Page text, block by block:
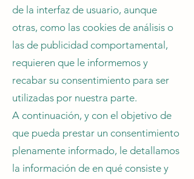
de la interfaz de usuario, aunque
otras, como las cookies de análisis o
las de publicidad comportamental,
requieren que le informemos y
recabar su consentimiento para ser
utilizadas por nuestra parte.
A continuación, y con el objetivo de
que pueda prestar un consentimiento
plenamente informado, le detallamos
la información de en qué consiste y